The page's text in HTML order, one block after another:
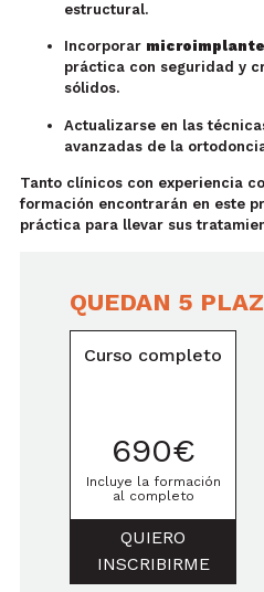
estructural.
Incorporar
práctica con seguridad y
sólidos.
Actualizarse en las
avanzadas de la
Tanto clínicos con experiencia
formación encontrarán en este
práctica para llevar sus
QUEDAN 5
Curso completo
690€
Incluye la formación
al completo
QUIERO
INSCRIBIRME